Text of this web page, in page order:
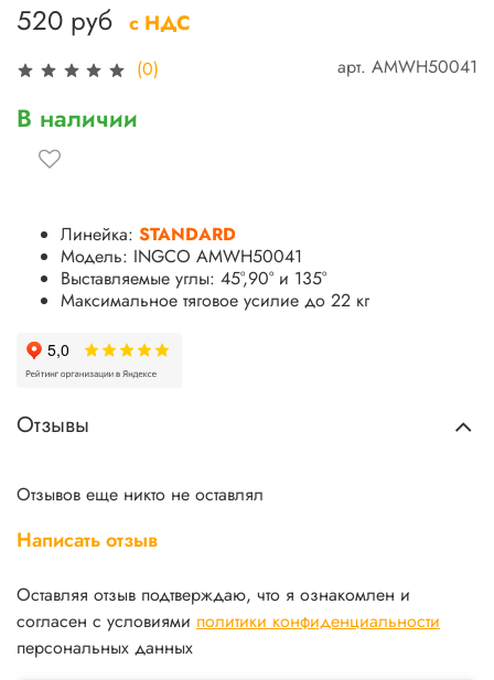
(0) арт. AMWH50041
520 руб с НДС
В наличии
Линейка: STANDARD
Модель: INGCO AMWH50041
Выставляемые углы: 45°,90° и 135°
Максимальное тяговое усилие до 22 кг
Отзывы
Отзывов еще никто не оставлял
Написать отзыв
Оставляя отзыв подтверждаю, что я ознакомлен и
согласен с условиями политики конфиденциальности
персональных данных